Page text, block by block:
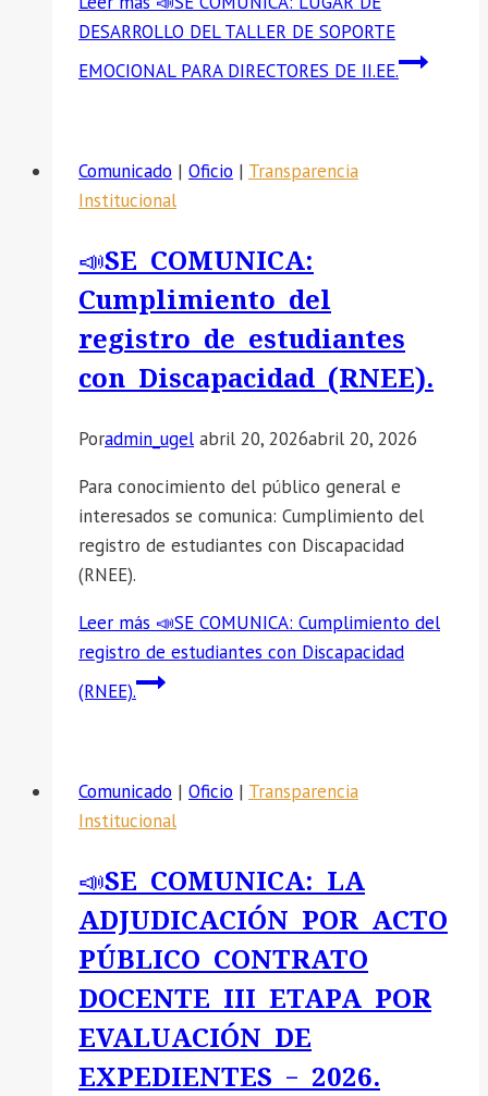
DESARROLLO DEL TALLER DE SOPORTE
EMOCIONAL PARA DIRECTORES DE II.EE.
Comunicado | Oficio | Transparencia
Institucional
📣SE COMUNICA:
Cumplimiento del
registro de estudiantes
con Discapacidad (RNEE).
Poradmin_ugel abril 20, 2026abril 20, 2026
Para conocimiento del público general e
interesados se comunica: Cumplimiento del
registro de estudiantes con Discapacidad
(RNEE).
Leer más 📣SE COMUNICA: Cumplimiento del
registro de estudiantes con Discapacidad
(RNEE).
Comunicado | Oficio | Transparencia
Institucional
📣SE COMUNICA: LA
ADJUDICACIÓN POR ACTO
PÚBLICO CONTRATO
DOCENTE III ETAPA POR
EVALUACIÓN DE
EXPEDIENTES – 2026.